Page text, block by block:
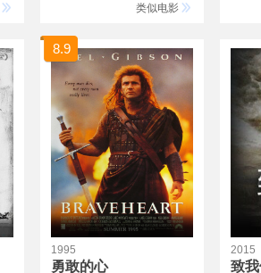
类似电影
8.9
1995
勇敢的心
2015
致